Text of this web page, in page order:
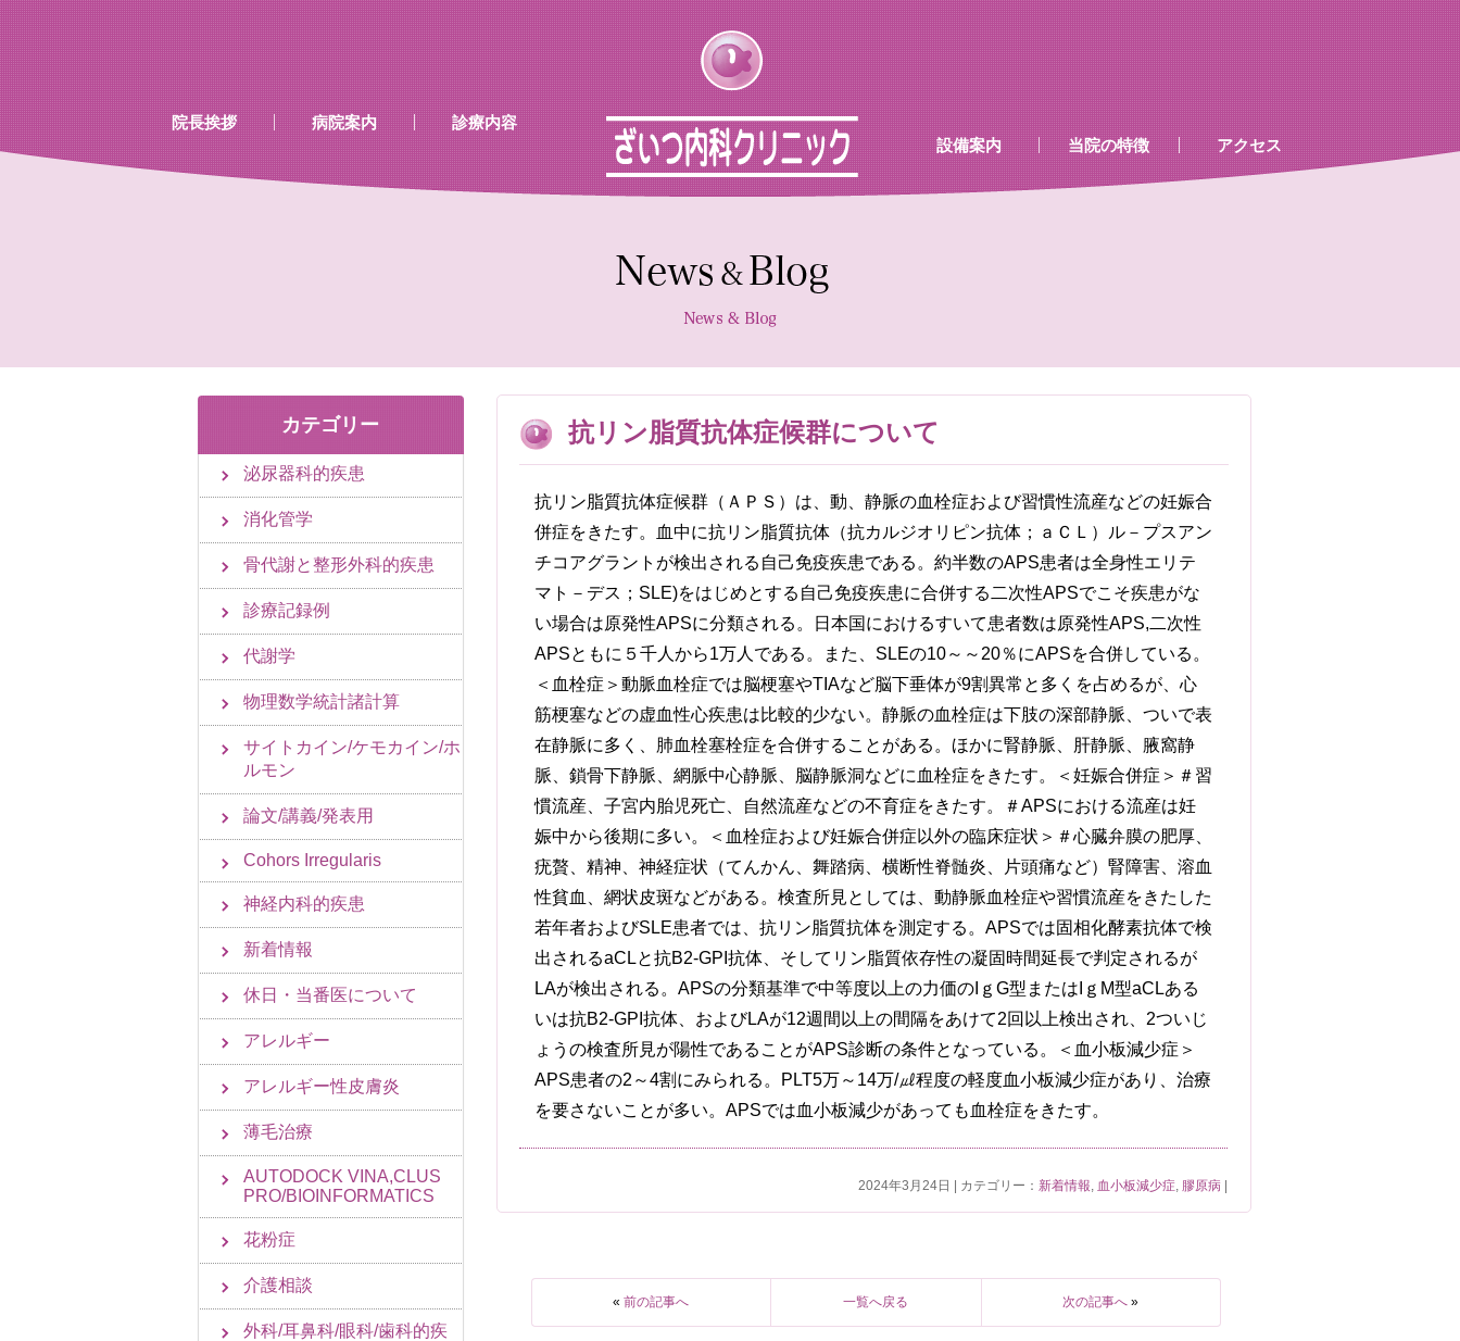
院長挨拶
病院案内
診療時間
当院で行える検診
当院で取り扱いのあるワクチン
診療内容
設備案内
待合
診察室、処置室
採血機器
エコー
レントゲン室心電図
当院の特徴
検査及び病名一覧
アクセス
…既存のコード……既存のコード…
抗リン脂質抗体症候群について
抗リン脂質抗体症候群（ＡＰＳ）は、動、静脈の血栓症および習慣性流産などの妊娠合
併症をきたす。血中に抗リン脂質抗体（抗カルジオリピン抗体；ａＣＬ）ル－プスアン
チコアグラントが検出される自己免疫疾患である。約半数のAPS患者は全身性エリテ
マト－デス；SLE)をはじめとする自己免疫疾患に合併する二次性APSでこそ疾患がな
い場合は原発性APSに分類される。日本国におけるすいて患者数は原発性APS,二次性
APSともに５千人から1万人である。また、SLEの10～～20％にAPSを合併している。
＜血栓症＞動脈血栓症では脳梗塞やTIAなど脳下垂体が9割異常と多くを占めるが、心
筋梗塞などの虚血性心疾患は比較的少ない。静脈の血栓症は下肢の深部静脈、ついで表
在静脈に多く、肺血栓塞栓症を合併することがある。ほかに腎静脈、肝静脈、腋窩静
脈、鎖骨下静脈、網脈中心静脈、脳静脈洞などに血栓症をきたす。＜妊娠合併症＞＃習
慣流産、子宮内胎児死亡、自然流産などの不育症をきたす。＃APSにおける流産は妊
娠中から後期に多い。＜血栓症および妊娠合併症以外の臨床症状＞＃心臓弁膜の肥厚、
疣贅、精神、神経症状（てんかん、舞踏病、横断性脊髄炎、片頭痛など）腎障害、溶血
性貧血、網状皮斑などがある。検査所見としては、動静脈血栓症や習慣流産をきたした
若年者およびSLE患者では、抗リン脂質抗体を測定する。APSでは固相化酵素抗体で検
出されるaCLと抗B2-GPI抗体、そしてリン脂質依存性の凝固時間延長で判定されるが
LAが検出される。APSの分類基準で中等度以上の力価のIｇG型またはIｇM型aCLある
いは抗B2-GPI抗体、およびLAが12週間以上の間隔をあけて2回以上検出され、2ついじ
ょうの検査所見が陽性であることがAPS診断の条件となっている。＜血小板減少症＞
APS患者の2～4割にみられる。PLT5万～14万/㎕程度の軽度血小板減少症があり、治療
を要さないことが多い。APSでは血小板減少があっても血栓症をきたす。
2024年3月24日 | カテゴリー： 新着情報, 血小板減少症, 膠原病
«前の記事へ 一覧へ戻る 次の記事へ »
カテゴリー
泌尿器科的疾患
消化管学
骨代謝と整形外科的疾患
診療記録例
代謝学
物理数学統計諸計算
サイトカイン/ケモカイン/ホ
ルモン
論文/講義/発表用
Cohors Irregularis
神経内科的疾患
新着情報
休日・当番医について
アレルギー
アレルギー性皮膚炎
薄毛治療
AUTODOCK VINA,CLUS
PRO/BIOINFORMATICS
花粉症
介護相談
外科/耳鼻科/眼科/歯科的疾